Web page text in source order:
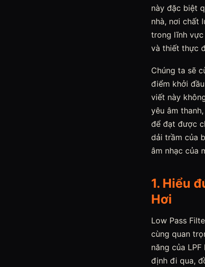
này đặc biệt
nhà, nơi chất
trong lĩnh vực
và thiết thực
Chúng ta sẽ
điểm khởi
viết này
yêu âm
để đạt được
dải trầm của
âm nhạc của
1. Hiểu
Hơi
Low Pass
cùng quan
năng của
định đi qua,